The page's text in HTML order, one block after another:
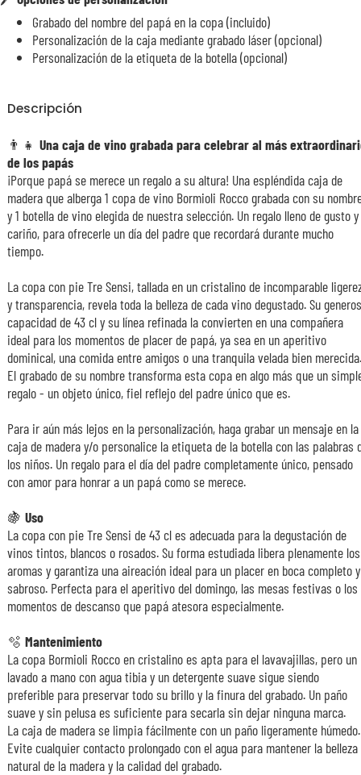
Grabado del nombre del papá en la copa (incluido)
Personalización de la caja mediante grabado láser (opcional)
Personalización de la etiqueta de la botella (opcional)
Descripción
👨‍👧 Una caja de vino grabada para celebrar al más
de los papás
¡Porque papá se merece un regalo a su altura! Una espléndida caja de
madera que alberga 1 copa de vino Bormioli Rocco grabada con su
y 1 botella de vino elegida de nuestra selección. Un regalo lleno de gusto y
cariño, para ofrecerle un día del padre que recordará durante mucho
tiempo.
La copa con pie Tre Sensi, tallada en un cristalino de incomparable
y transparencia, revela toda la belleza de cada vino degustado. Su
capacidad de 43 cl y su línea refinada la convierten en una compañera
ideal para los momentos de placer de papá, ya sea en un aperitivo
dominical, una comida entre amigos o una tranquila velada bien merecida.
El grabado de su nombre transforma esta copa en algo más que un
regalo - un objeto único, fiel reflejo del padre único que es.
Para ir aún más lejos en la personalización, haga grabar un mensaje en la
caja de madera y/o personalice la etiqueta de la botella con las palabras
los niños. Un regalo para el día del padre completamente único, pensado
con amor para honrar a un papá como se merece.
🍇 Uso
La copa con pie Tre Sensi de 43 cl es adecuada para la degustación de
vinos tintos, blancos o rosados. Su forma estudiada libera plenamente los
aromas y garantiza una aireación ideal para un placer en boca completo y
sabroso. Perfecta para el aperitivo del domingo, las mesas festivas o los
momentos de descanso que papá atesora especialmente.
🫧 Mantenimiento
La copa Bormioli Rocco en cristalino es apta para el lavavajillas, pero un
lavado a mano con agua tibia y un detergente suave sigue siendo
preferible para preservar todo su brillo y la finura del grabado. Un paño
suave y sin pelusa es suficiente para secarla sin dejar ninguna marca.
La caja de madera se limpia fácilmente con un paño ligeramente húmedo.
Evite cualquier contacto prolongado con el agua para mantener la belleza
natural de la madera y la calidad del grabado.